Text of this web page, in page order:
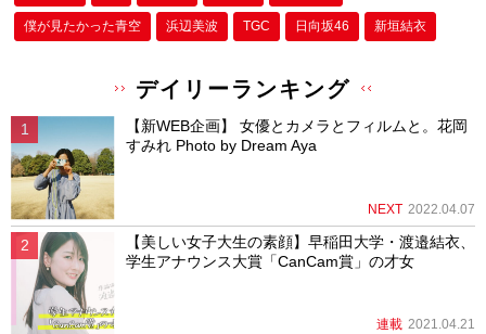
僕が⾒たかった⻘空 浜辺美波 TGC 日向坂46 新垣結衣
デイリーランキング
【新WEB企画】 女優とカメラとフィルムと。花岡
すみれ Photo by Dream Aya
NEXT 2022.04.07
【美しい女子大生の素顔】早稲田大学・渡邉結衣、
学生アナウンス大賞「CanCam賞」の才女
連載 2021.04.21